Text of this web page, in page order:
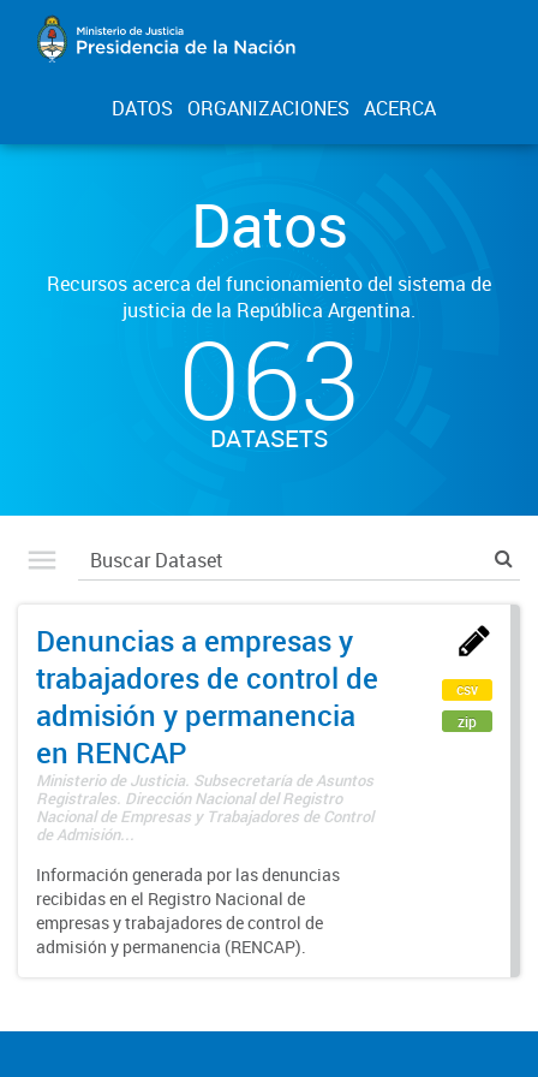
DATOS ORGANIZACIONES ACERCA
Datos
Recursos acerca del funcionamiento del sistema de
justicia de la República Argentina.
063
DATASETS
Denuncias a empresas y
trabajadores de control de
admisión y permanencia
en RENCAP
Ministerio de Justicia. Subsecretaría de Asuntos
Registrales. Dirección Nacional del Registro
Nacional de Empresas y Trabajadores de Control
de Admisión...
Información generada por las denuncias
recibidas en el Registro Nacional de
empresas y trabajadores de control de
admisión y permanencia (RENCAP).
csv
zip